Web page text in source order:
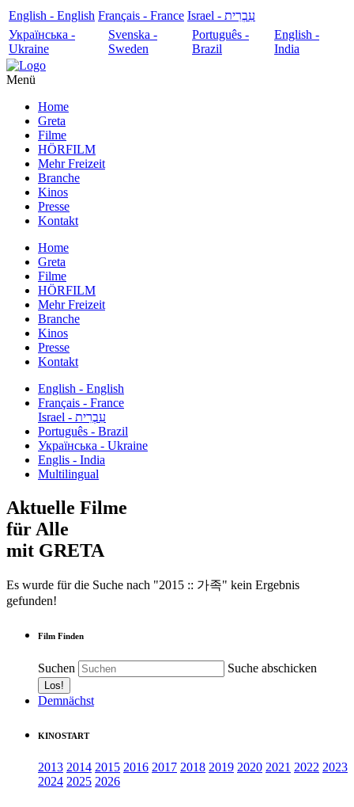
English - English Français - France
עִבְרִית - Israel
Українська -
Ukraine
Svenska -
Sweden
Português -
Brazil
English -
India
Menü
Home
Greta
Filme
HÖRFILM
Mehr Freizeit
Branche
Kinos
Presse
Kontakt
Home
Greta
Filme
HÖRFILM
Mehr Freizeit
Branche
Kinos
Presse
Kontakt
English - English
Français - France
עִבְרִית - Israel
Português - Brazil
Українська - Ukraine
Englis - India
Multilingual
Aktuelle Filme
für Alle
mit GRETA
Es wurde für die Suche nach "2015 :: 가족" kein Ergebnis
gefunden!
Film Finden
Suchen Suche abschicken
Demnächst
KINOSTART
2013 2014 2015 2016 2017 2018 2019 2020 2021 2022 2023
2024 2025 2026